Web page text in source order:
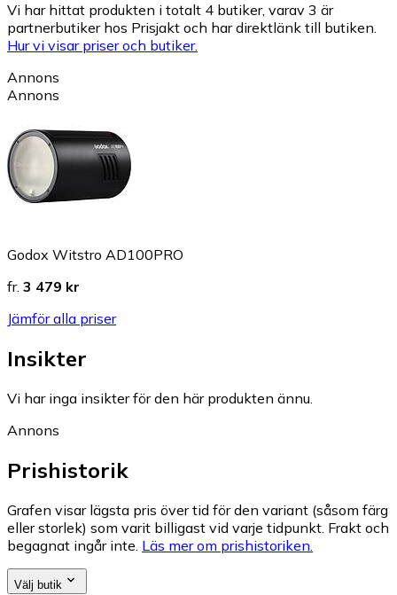
Vi har hittat produkten i totalt 4 butiker, varav 3 är
partnerbutiker hos Prisjakt och har direktlänk till butiken.
Hur vi visar priser och butiker.
Annons
Annons
Godox Witstro AD100PRO
fr. 3 479 kr
Jämför alla priser
Insikter
Vi har inga insikter för den här produkten ännu.
Annons
Prishistorik
Grafen visar lägsta pris över tid för den variant (såsom färg
eller storlek) som varit billigast vid varje tidpunkt. Frakt och
begagnat ingår inte. Läs mer om prishistoriken.
Välj butik